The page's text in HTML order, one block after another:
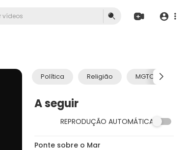
Política Religião MGTOW
A seguir
REPRODUÇÃO AUTOMÁTICA
00:00
Ponte sobre o Mar